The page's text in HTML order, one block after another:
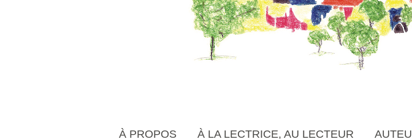
À PROPOS À LA LECTRICE, AU LECTEUR